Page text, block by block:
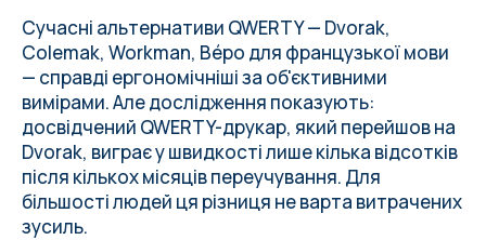
Сучасні альтернативи QWERTY — Dvorak,
Colemak, Workman, Bépo для французької мови
— справді ергономічніші за об'єктивними
вимірами. Але дослідження показують:
досвідчений QWERTY-друкар, який перейшов на
Dvorak, виграє у швидкості лише кілька відсотків
після кількох місяців переучування. Для
більшості людей ця різниця не варта витрачених
зусиль.